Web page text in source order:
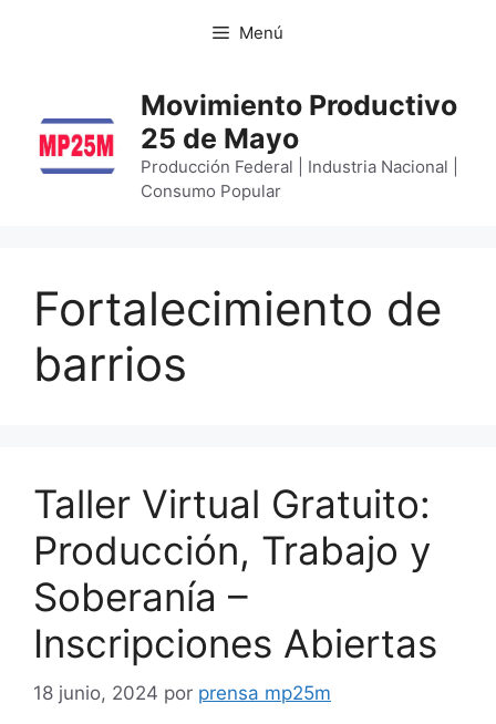
Menú
Movimiento Productivo
25 de Mayo
Producción Federal | Industria Nacional |
Consumo Popular
Fortalecimiento de
barrios
Taller Virtual Gratuito:
Producción, Trabajo y
Soberanía –
Inscripciones Abiertas
18 junio, 2024 por prensa mp25m